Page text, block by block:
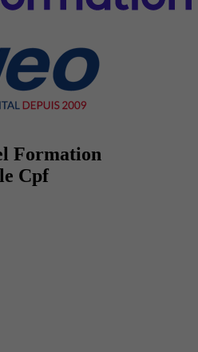
Formation
Cpf